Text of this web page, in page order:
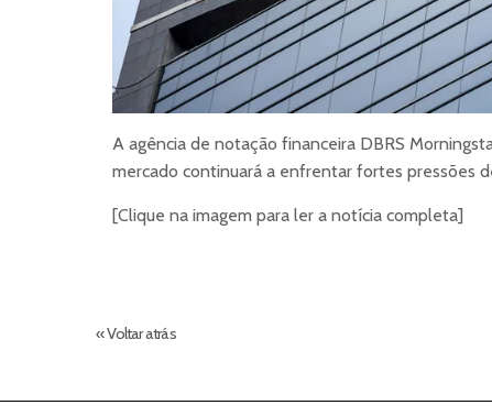
A agência de notação financeira DBRS
mercado continuará a enfrentar fortes pressões
[Clique na imagem para ler a notícia completa]
« Voltar atrás